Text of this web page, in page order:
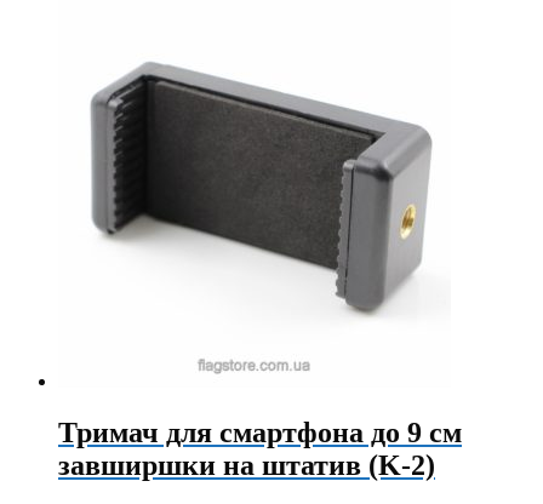
Тримач для смартфона до 9 см
завширшки на штатив (K-2)